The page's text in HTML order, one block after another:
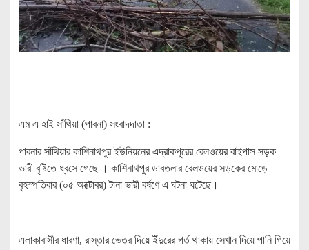
এম এ হাই সাঁথিয়া (পাবনা) সংবাদদাতা :
পাবনার সাঁথিয়ার কাশিনাথপুর ইউনিয়নের এদ্রাকপুরের রেলওয়ের বাইপাস সড়ক
ভারী বৃষ্টিতে ধ্বসে গেছে । কাশিনাথপুর ডাবতলার রেলওয়ের সড়কের মোড়ে
বৃহস্পতিবার (০৫ অক্টোবর) টানা ভারী বর্ষণে এ ঘটনা ঘটেছে।
এলাকাবাসীর ধারণা, রাস্তার ভেতর দিয়ে ইঁদুরের গর্ত থাকায় সেখান দিয়ে পানি গিয়ে